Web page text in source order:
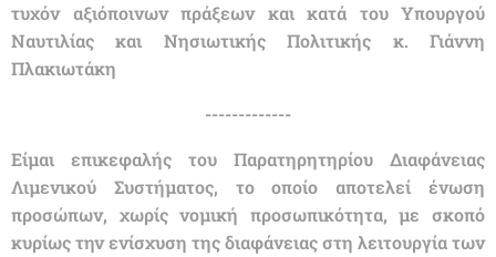
τυχόν αξιόποινων πράξεων και κατά του Υπουργού
Ναυτιλίας και Νησιωτικής Πολιτικής κ. Γιάννη
Πλακιωτάκη
-------------
Είμαι επικεφαλής του Παρατηρητηρίου Διαφάνειας
Λιμενικού Συστήματος, το οποίο αποτελεί ένωση
προσώπων, χωρίς νομική προσωπικότητα, με σκοπό
κυρίως την ενίσχυση της διαφάνειας στη λειτουργία των